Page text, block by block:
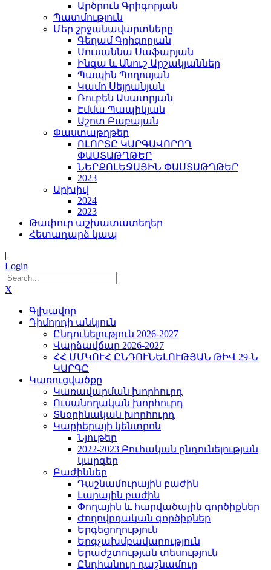
Արծրուն Գրիգորյան
Պատմություն
Մեր շրջանավարտները
Գեղամ Գրիգորյան
Սուսաննա Սաֆարյան
Ինգա և Անուշ Արշակյաններ
Պապին Պողոսյան
Կամո Սեյրանյան
Ռուբեն Ասատրյան
Էմմա Պապիկյան
Աշոտ Բաբայան
Փաստաթղթեր
ՈԼՈՐՏԸ ԿԱՐԳԱՎՈՐՈՂ
ՓԱՍՏԱԹՂԹԵՐ
ՆԵՐՔՈԼԵՋԱՅԻՆ ՓԱՍՏԱԹՂԹԵՐ
2023
Արխիվ
2024
2023
Թափուր աշխատատեղեր
Հետադարձ կապ
|
Login
X
Գլխավոր
Դիմորդի անկյուն
Ընդունելություն 2026-2027
Վարձավճար 2026-2027
ՀՀ ՄՄԿՈՒՀ ԸՆԴՈՒՆԵԼՈՒԹՅԱՆ ԹԻՎ 29-Ն
ԿԱՐԳԸ
Կառուցվածքը
Կառավարման խորհուրդ
Ուսանողական խորհուրդ
Տնօրինական խորհուրդ
Կարիերայի կենտրոն
Նյութեր
2022-2023 Բուհական ընդունելության
կարգեր
Բաժիններ
Դաշնամուրային բաժին
Լարային բաժին
Փողային և հարվածային գործիքներ
Ժողովրդական գործիքներ
Երգեցողություն
Երգչախմբավարություն
Երաժշտության տեսություն
Ընդհանուր դաշնամուր